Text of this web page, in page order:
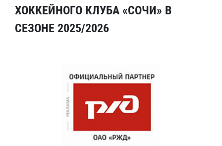
ХОККЕЙНОГО КЛУБА «СОЧИ» В
СЕЗОНЕ 2025/2026